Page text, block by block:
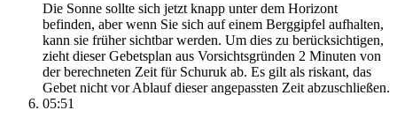
Die Sonne sollte sich jetzt knapp unter dem Horizont
befinden, aber wenn Sie sich auf einem Berggipfel aufhalten,
kann sie früher sichtbar werden. Um dies zu berücksichtigen,
zieht dieser Gebetsplan aus Vorsichtsgründen 2 Minuten von
der berechneten Zeit für Schuruk ab. Es gilt als riskant, das
Gebet nicht vor Ablauf dieser angepassten Zeit abzuschließen.
05:51